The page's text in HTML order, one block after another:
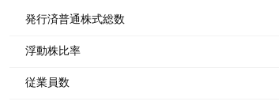
発行済普通株式総数
浮動株比率
従業員数